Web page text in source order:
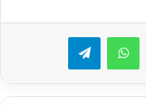
بينتيريستواتساب تيلقرام